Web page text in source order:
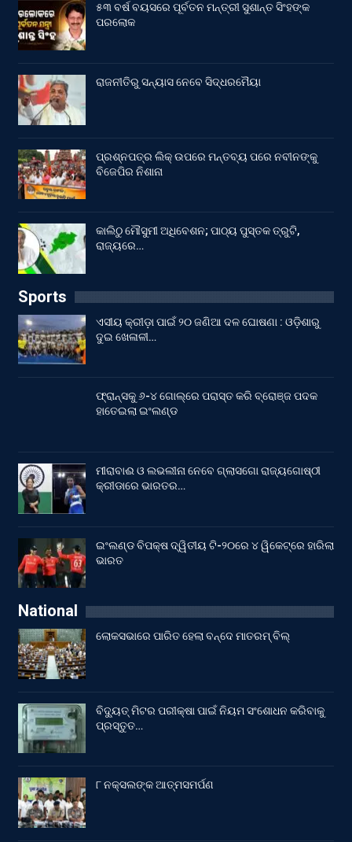
୫୩ ବର୍ଷ ବୟସରେ ପୂର୍ବତନ ମନ୍ତ୍ରୀ ସୁଶାନ୍ତ ସିଂହଙ୍କ
ପରଲୋକ
ରାଜନୀତିରୁ ସନ୍ୟାସ ନେବେ ସିଦ୍ଧରମୈୟା
ପ୍ରଶ୍ନପତ୍ର ଲିକ୍ ଉପରେ ମନ୍ତବ୍ୟ ପରେ ନବୀନଙ୍କୁ
ବିଜେପିର ନିଶାନା
କାଲିଠୁ ମୌସୁମୀ ଅଧିବେଶନ; ପାଠ୍ୟ ପୁସ୍ତକ ତ୍ରୁଟି,
ରାଜ୍ୟରେ…
Sports
ଏସୀୟ କ୍ରୀଡ଼ା ପାଇଁ ୨୦ ଜଣିଆ ଦଳ ଘୋଷଣା : ଓଡ଼ିଶାରୁ
ଦୁଇ ଖେଳାଳୀ…
ଫ୍ରାନ୍ସକୁ ୬-୪ ଗୋଲ୍‌ରେ ପରାସ୍ତ କରି ବ୍ରୋଞ୍ଜ ପଦକ
ହାତେଇଲା ଇଂଲଣ୍ଡ
ମୀରାବାଈ ଓ ଲଭଲୀନା ନେବେ ଗ୍ଲାସଗୋ ରାଜ୍ୟଗୋଷ୍ଠୀ
କ୍ରୀଡାରେ ଭାରତର…
ଇଂଲଣ୍ଡ ବିପକ୍ଷ ଦ୍ୱିତୀୟ ଟି-୨୦ରେ ୪ ୱିକେଟ୍‌ରେ ହାରିଲା
ଭାରତ
National
ଲୋକସଭାରେ ପାରିତ ହେଲା ବନ୍ଦେ ମାତରମ୍‌ ବିଲ୍‌
ବିଦ୍ୟୁତ୍ ମିଟର ପରୀକ୍ଷା ପାଇଁ ନିୟମ ସଂଶୋଧନ କରିବାକୁ
ପ୍ରସ୍ତୁତ…
୮ ନକ୍ସଲଙ୍କ ଆତ୍ମସମର୍ପଣ